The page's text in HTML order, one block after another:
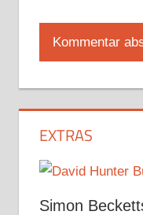
EXTRAS
Simon